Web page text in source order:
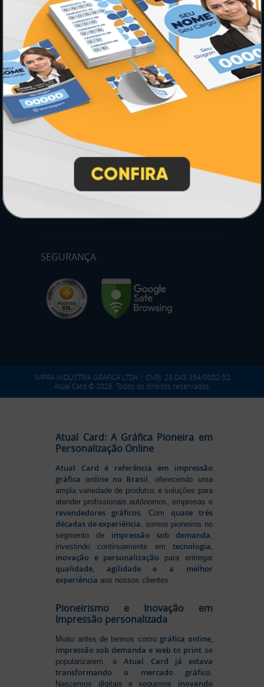
PAGUE COM
* Pagamento com cartão de crédito terá valor adicional.
** Pagamentos a prazo poderão ter acréscimo.
*** Nota fiscal sujeita a emissão de acordo com prestador de
serviço, conforme legislação pertinente.
SEGURANÇA
IMPRA INDUSTRIA GRAFICA LTDA | CNPJ: 28.045.354/0002-52
Atual Card © 2026. Todos os direitos reservados.
Atual Card: A Gráfica Pioneira em
Personalização Online
Atual Card é referência em impressão
gráfica online no Brasil , oferecendo uma
ampla variedade de produtos e soluções para
atender profissionais autônomos, empresas e
revendedores gráficos. Comquase três
décadas de experiência , somos pioneiros no
segmento de impressão sob demanda
investindo continuamente em tecnologia,
inovação e personalização para entregar
qualidade, agilidade e a melhor
experiência aos nossos clientes.
Pioneirismo e Inovação em
Impressão personalizada
Muito antes de termos como gráfica online,
impressão sob demanda e web to printse
popularizarem, aAtual Card já estava
transformando o mercado gráfico.
Nascemos digitais e seguimos inovando